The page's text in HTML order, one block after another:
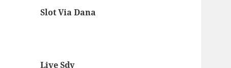
Slot Via Dana
Live Sdy